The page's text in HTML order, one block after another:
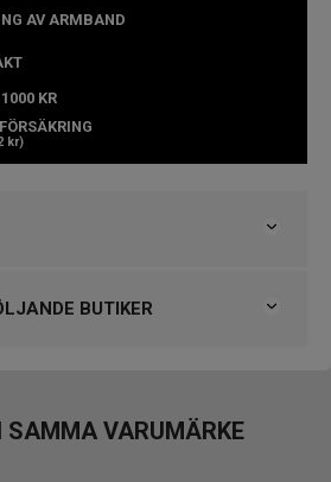
AV ARMBAND
KR
kr)
Heritage BUTIKER
1933 Kalmar
SAMMA VARUMÄRKE